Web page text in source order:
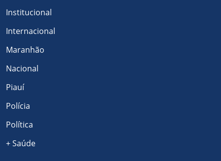
Institucional
Internacional
Maranhão
Nacional
Piauí
Polícia
Política
+ Saúde